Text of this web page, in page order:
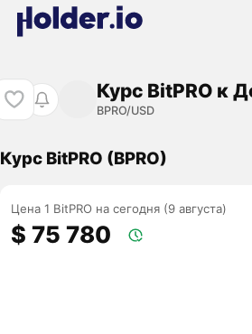
Курс BitPRO к
BPRO/USD
Курс BitPRO (BPRO)
Цена 1 BitPRO на сегодня (9 августа)
$ 75 780